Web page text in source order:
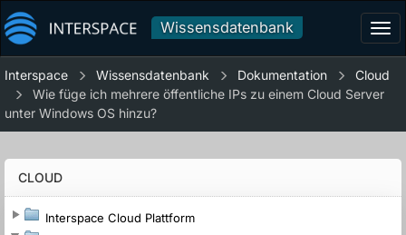
Wissensdatenbank
Interspace Wissensdatenbank Dokumentation
Cloud
Wie füge ich mehrere öffentliche IPs zu einem Cloud Server
unter Windows OS hinzu?
CLOUD
Interspace Cloud Plattform